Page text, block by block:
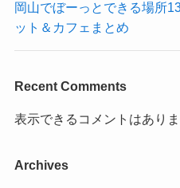
岡山でぼーっとできる場所
ット＆カフェまとめ
Recent Comments
表示できるコメントはありま
Archives